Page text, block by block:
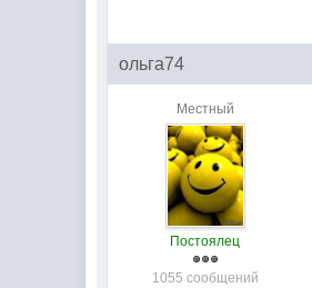
ольга74
Местный
Постоялец
1055 сообщений